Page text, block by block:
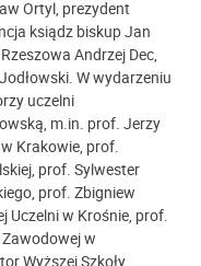
Ortyl, prezydent
ksiądz biskup Jan
Andrzej Dec,
W wydarzeniu
uczelni
m.in. prof. Jerzy
Krakowie, prof.
prof. Sylwester
prof. Zbigniew
Uczelni w Krośnie, prof.
w
Wyższej Szkoły